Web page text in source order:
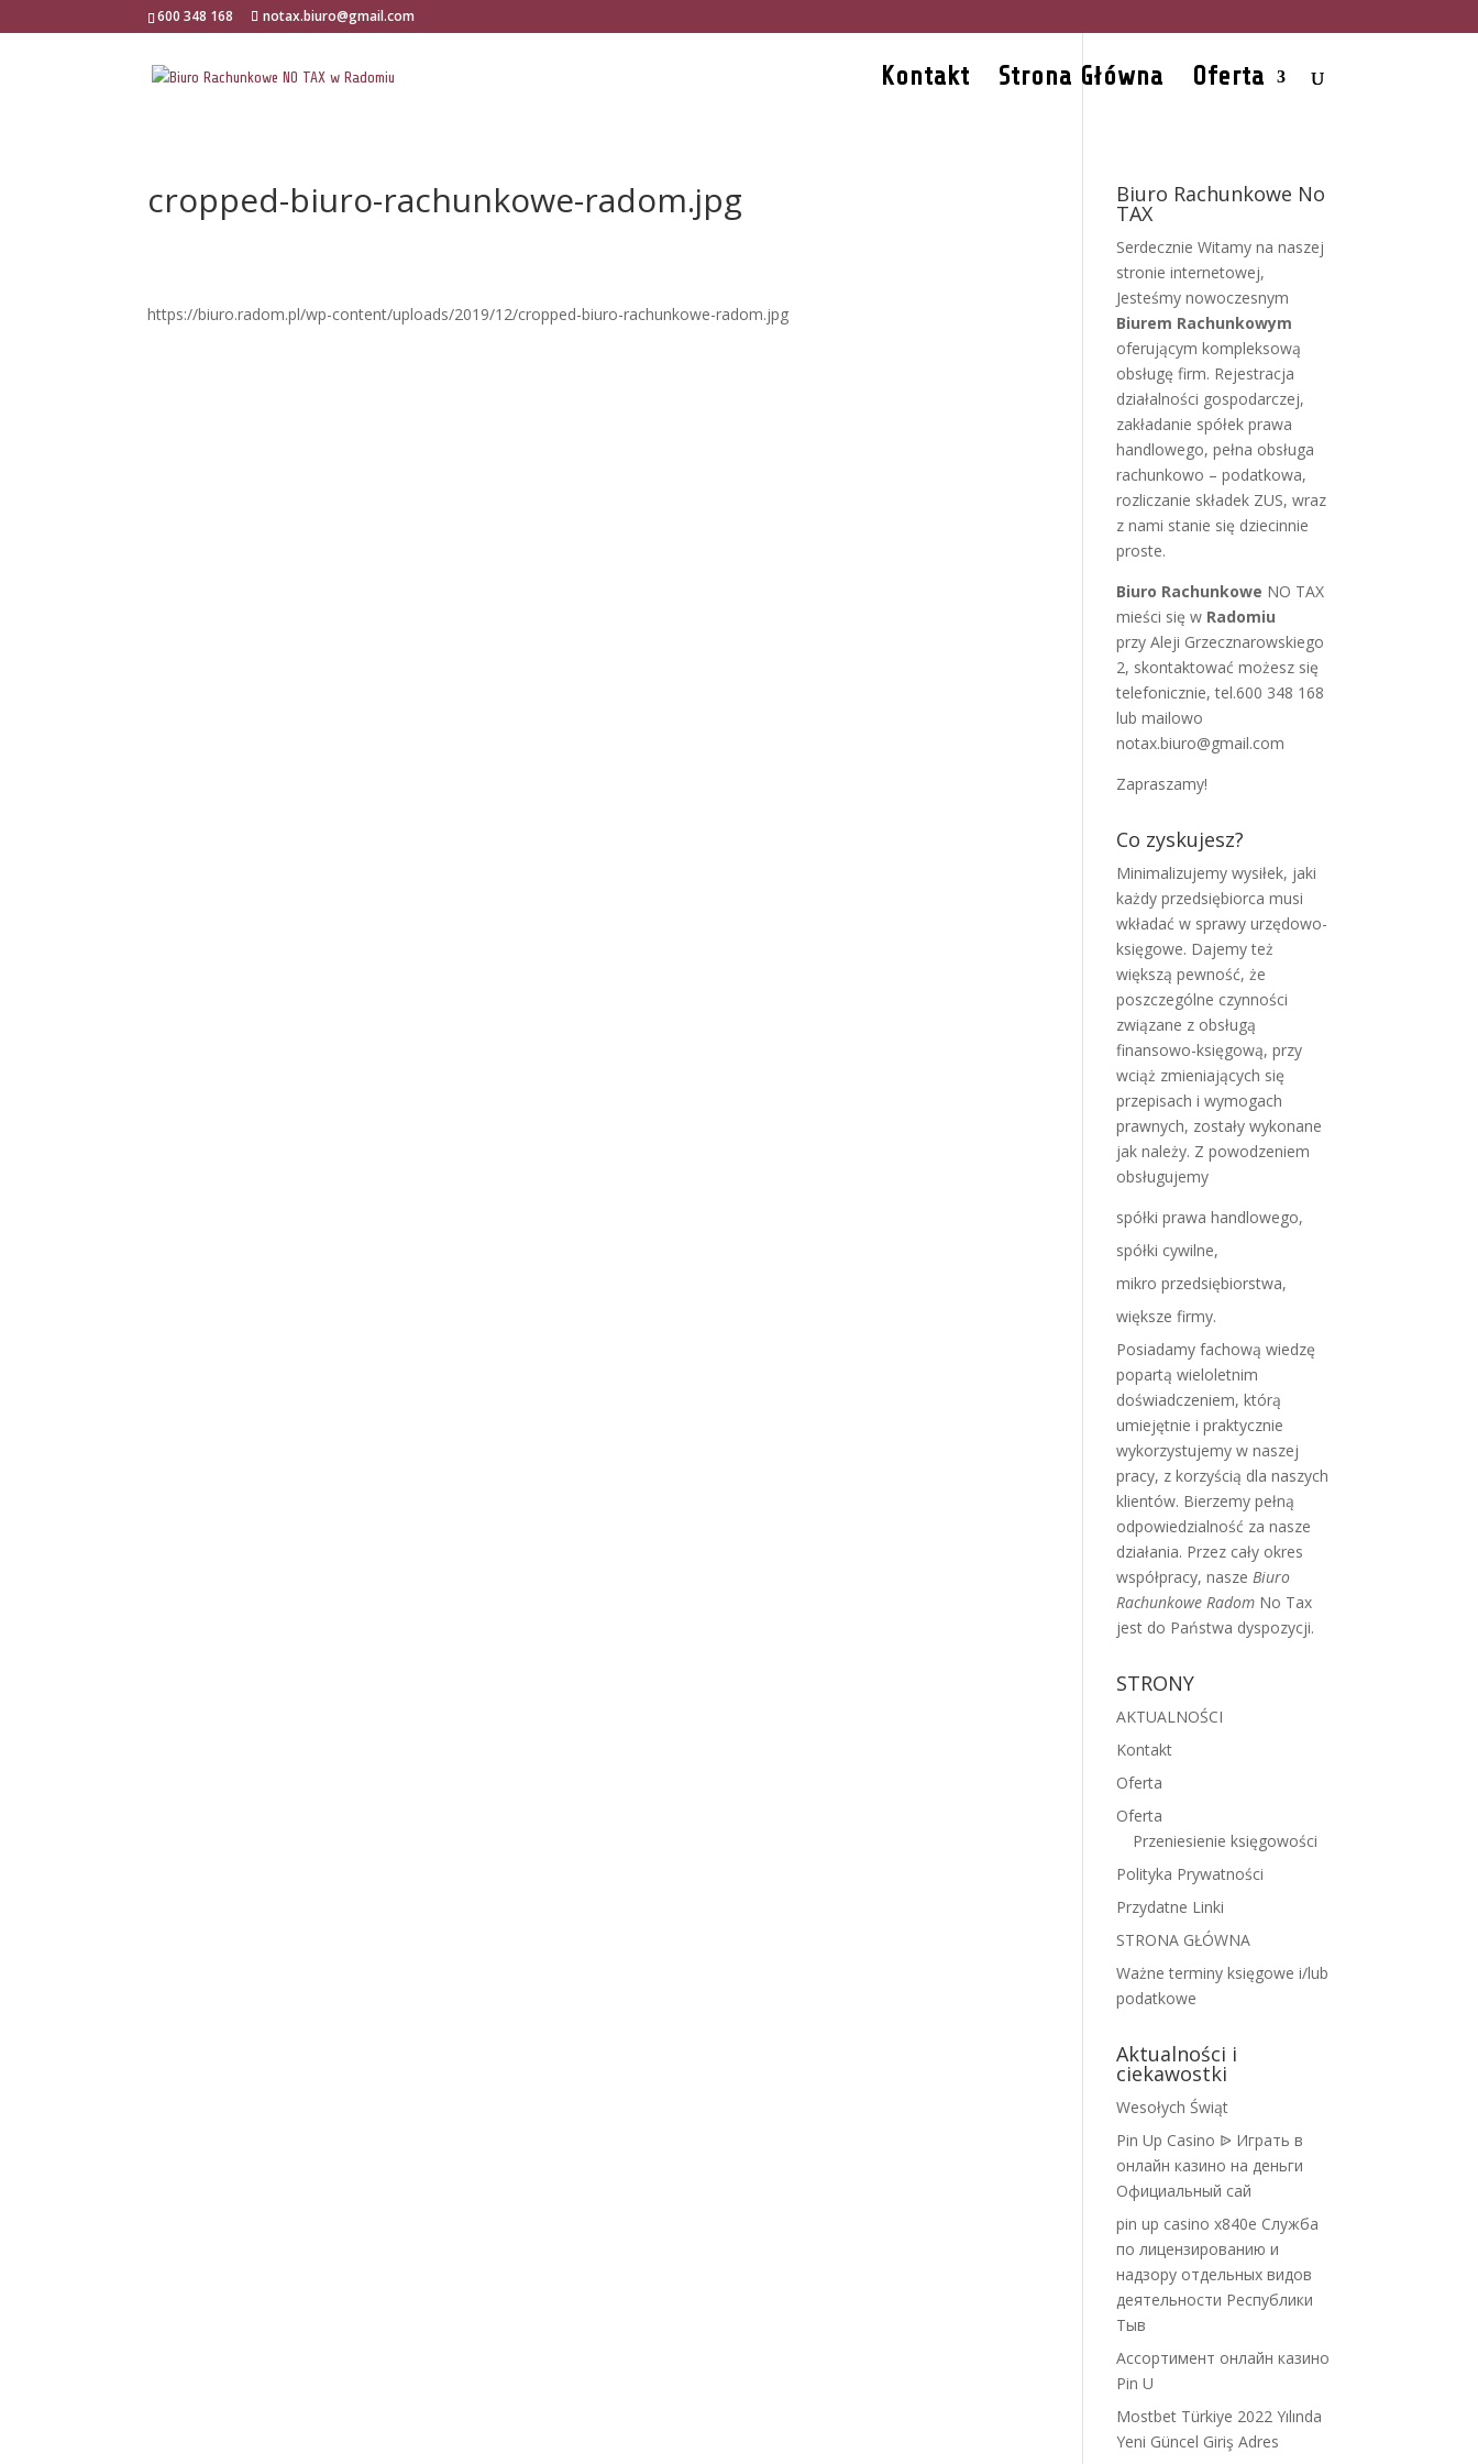
600 348 168 notax.biuro@gmail.com
Kontakt Strona Główna Oferta
cropped-biuro-rachunkowe-radom.jpg
https://biuro.radom.pl/wp-content/uploads/2019/12/cropped-biuro-rachunkowe-radom.jpg
Biuro Rachunkowe No
TAX
Serdecznie Witamy na naszej
stronie internetowej,
Jesteśmy nowoczesnym
Biurem Rachunkowym
oferującym kompleksową
obsługę firm. Rejestracja
działalności gospodarczej,
zakładanie spółek prawa
handlowego, pełna obsługa
rachunkowo – podatkowa,
rozliczanie składek ZUS, wraz
z nami stanie się dziecinnie
proste.
Biuro Rachunkowe NO TAX
mieści się w Radomiu
przy Aleji Grzecznarowskiego
2, skontaktować możesz się
telefonicznie, tel.600 348 168
lub mailowo
notax.biuro@gmail.com
Zapraszamy!
Co zyskujesz?
Minimalizujemy wysiłek, jaki
każdy przedsiębiorca musi
wkładać w sprawy urzędowo-
księgowe. Dajemy też
większą pewność, że
poszczególne czynności
związane z obsługą
finansowo-księgową, przy
wciąż zmieniających się
przepisach i wymogach
prawnych, zostały wykonane
jak należy. Z powodzeniem
obsługujemy
spółki prawa handlowego,
spółki cywilne,
mikro przedsiębiorstwa,
większe firmy.
Posiadamy fachową wiedzę
popartą wieloletnim
doświadczeniem, którą
umiejętnie i praktycznie
wykorzystujemy w naszej
pracy, z korzyścią dla naszych
klientów. Bierzemy pełną
odpowiedzialność za nasze
działania. Przez cały okres
współpracy, naszeBiuro
Rachunkowe Radom No Tax
jest do Państwa dyspozycji.
STRONY
AKTUALNOŚCI
Kontakt
Oferta
Oferta
Przeniesienie księgowości
Polityka Prywatności
Przydatne Linki
STRONA GŁÓWNA
Ważne terminy księgowe i/lub
podatkowe
Aktualności i
ciekawostki
Wesołych Świąt
Pin Up Casino ᐉ Играть в
онлайн казино на деньги
Официальный сай
pin up casino x840e Служба
по лицензированию и
надзору отдельных видов
деятельности Республики
Тыв
Ассортимент онлайн казино
Pin U
Mostbet Türkiye 2022 Yılında
Yeni Güncel Giriş Adres